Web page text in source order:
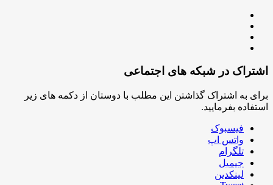
اشتراک در شبکه های اجتماعی
برای به اشتراک گذاشتن این مطلب با دوستان از دکمه های زیر
استفاده بفرمایید.
فیسبوک
واتس اپ
تلگرام
جیمیل
لینکدین